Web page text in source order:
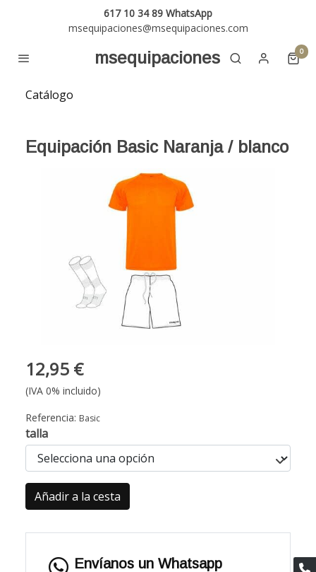
617 10 34 89 WhatsApp
msequipaciones@msequipaciones.com
msequipaciones 0
Catálogo
Equipación Basic Naranja / blanco
12,95 €
(IVA 0% incluido)
Referencia: Basic
talla
Añadir a la cesta
Envíanos un Whatsapp